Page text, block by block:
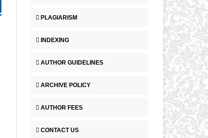
PLAGIARISM
INDEXING
AUTHOR GUIDELINES
ARCHIVE POLICY
AUTHOR FEES
CONTACT US